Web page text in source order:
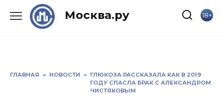
Москва.ру 18+
ГЛАВНАЯ » НОВОСТИ » ГЛЮКОЗА РАССКАЗАЛА КАК В 2019
ГОДУ СПАСЛА БРАК С АЛЕКСАНДРОМ
ЧИСТЯКОВЫМ